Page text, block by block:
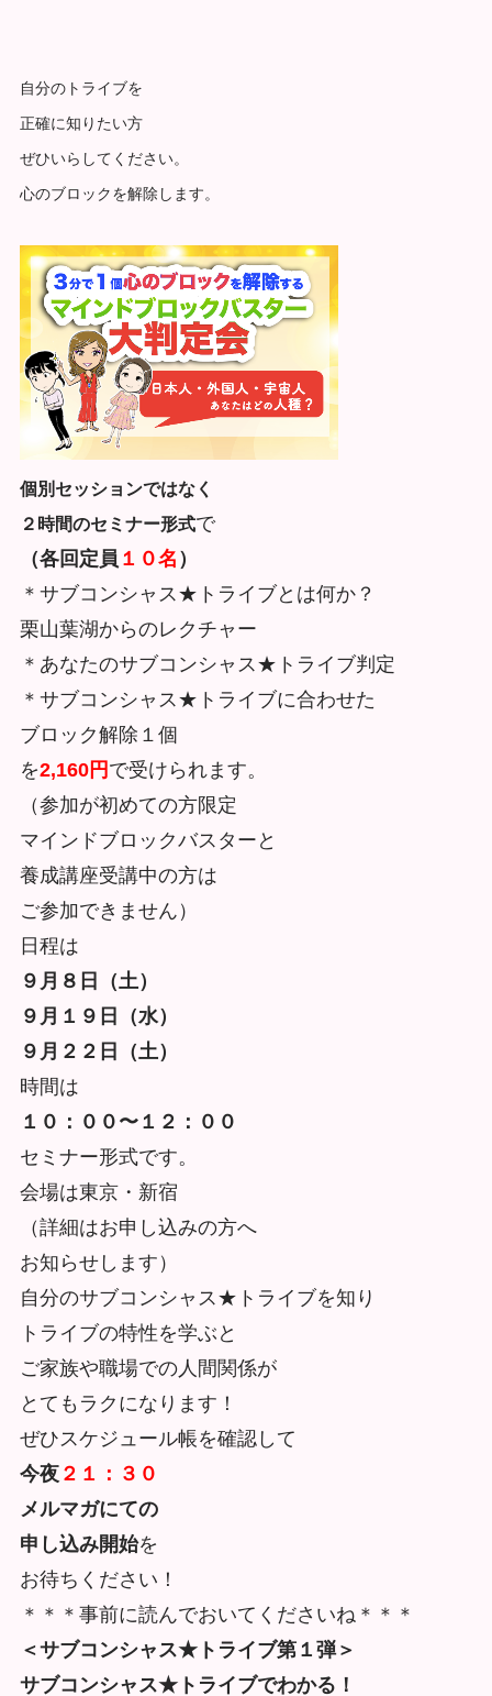
自分のトライブを
正確に知りたい方
ぜひいらしてください。
心のブロックを解除します。
個別セッションではなく
２時間のセミナー形式で
（各回定員 １０名 ）
＊サブコンシャス★トライブとは何か？
栗山葉湖からのレクチャー
＊あなたのサブコンシャス★トライブ判定
＊サブコンシャス★トライブに合わせた
ブロック解除１個
を2,160円 で受けられます。
（参加が初めての方限定
マインドブロックバスターと
養成講座受講中の方は
ご参加できません）
日程は
９月８日（土）
９月１９日（水）
９月２２日（土）
時間は
１０：００〜１２：００
セミナー形式です。
会場は東京・新宿
（詳細はお申し込みの方へ
お知らせします）
自分のサブコンシャス★トライブを知り
トライブの特性を学ぶと
ご家族や職場での人間関係が
とてもラクになります！
ぜひスケジュール帳を確認して
今夜２１：３０
メルマガにての
申し込み開始を
お待ちください！
＊＊＊事前に読んでおいてくださいね＊＊＊
＜サブコンシャス★トライブ第１弾＞
サブコンシャス★トライブでわかる！